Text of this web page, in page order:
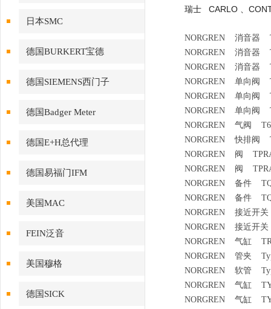
日本SMC
德国BURKERT宝德
德国SIEMENS西门子
德国Badger Meter
德国E+H总代理
德国易福门IFM
美国MAC
FEIN泛音
美国穆格
德国SICK
瑞士 CARLO 、
NORGREN 消音器
NORGREN 消音器
NORGREN 消音器
NORGREN 单向阀
NORGREN 单向阀
NORGREN 单向阀
NORGREN 气阀
NORGREN 快排阀
NORGREN 阀
NORGREN 阀
NORGREN 备件
NORGREN 备件
NORGREN 接近开
NORGREN 接近开
NORGREN 气缸
NORGREN 管夹
NORGREN 软管
NORGREN 气缸
NORGREN 气缸